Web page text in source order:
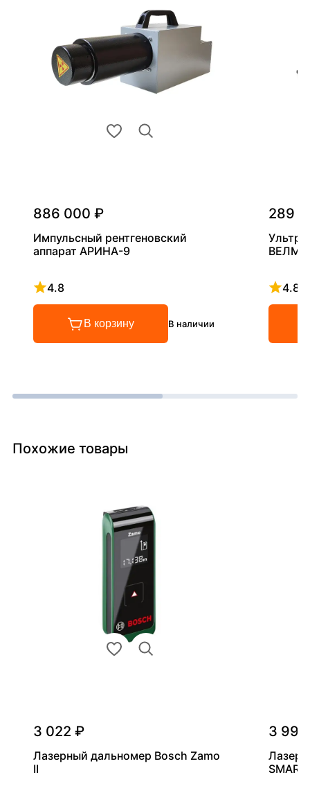
886 000 ₽
Импульсный рентгеновский
аппарат АРИНА-9
4.8
Рейтинг 4.8 из 5
В корзину В наличии
289
4.8
Похожие товары
3 022 ₽
Лазерный дальномер Bosch Zamo
II
3